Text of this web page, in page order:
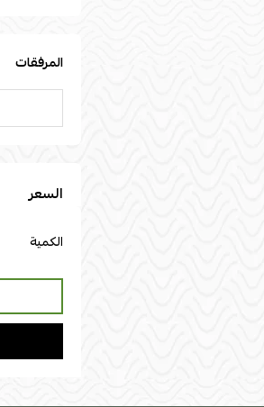
المرفقات
السعر
الكمية